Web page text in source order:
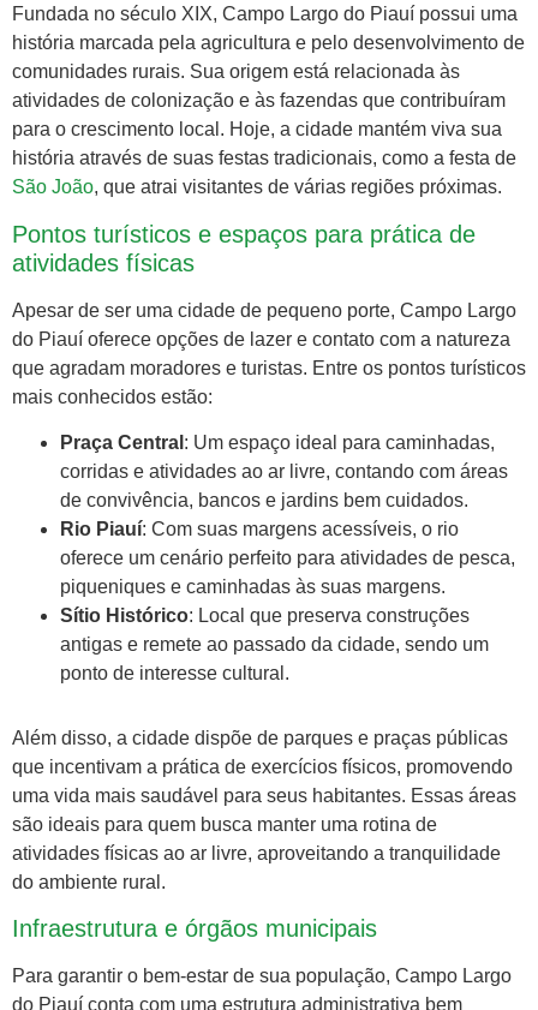
Fundada no século XIX, Campo Largo do Piauí possui uma
história marcada pela agricultura e pelo desenvolvimento de
comunidades rurais. Sua origem está relacionada às
atividades de colonização e às fazendas que contribuíram
para o crescimento local. Hoje, a cidade mantém viva sua
história através de suas festas tradicionais, como a festa de
São João, que atrai visitantes de várias regiões próximas.
Pontos turísticos e espaços para prática de
atividades físicas
Apesar de ser uma cidade de pequeno porte, Campo Largo
do Piauí oferece opções de lazer e contato com a natureza
que agradam moradores e turistas. Entre os pontos turísticos
mais conhecidos estão:
Praça Central : Um espaço ideal para caminhadas,
corridas e atividades ao ar livre, contando com áreas
de convivência, bancos e jardins bem cuidados.
Rio Piauí: Com suas margens acessíveis, o rio
oferece um cenário perfeito para atividades de pesca,
piqueniques e caminhadas às suas margens.
Sítio Histórico: Local que preserva construções
antigas e remete ao passado da cidade, sendo um
ponto de interesse cultural.
Além disso, a cidade dispõe de parques e praças públicas
que incentivam a prática de exercícios físicos, promovendo
uma vida mais saudável para seus habitantes. Essas áreas
são ideais para quem busca manter uma rotina de
atividades físicas ao ar livre, aproveitando a tranquilidade
do ambiente rural.
Infraestrutura e órgãos municipais
Para garantir o bem-estar de sua população, Campo Largo
do Piauí conta com uma estrutura administrativa bem